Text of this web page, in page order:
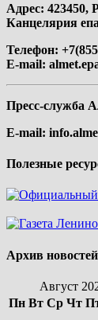
Адрес: 423450,
Канцелярия
Телефон:
E-mail:
Пресс-служба
E-mail:
Полезные
Архив новостей
Август
Пн Вт Ср Чт